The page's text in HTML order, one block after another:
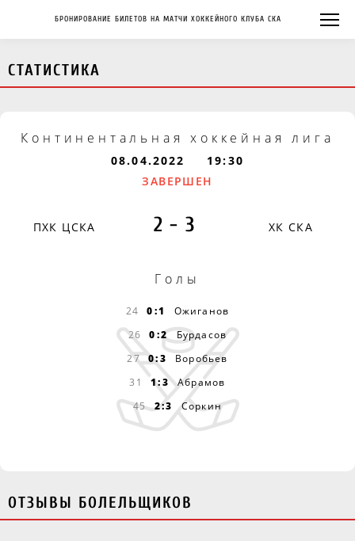
БРОНИРОВАНИЕ БИЛЕТОВ НА МАТЧИ ХОККЕЙНОГО КЛУБА СКА
СТАТИСТИКА
Континентальная хоккейная лига
08.04.2022
19:30
ЗАВЕРШЕН
ПХК ЦСКА 2-3 ХК СКА
Голы
24 0:1
Ожиганов
26
0:2 Бурдасов
27 0:3
Воробьев
31
1:3 Абрамов
45 2:3 Соркин
ОТЗЫВЫ БОЛЕЛЬЩИКОВ